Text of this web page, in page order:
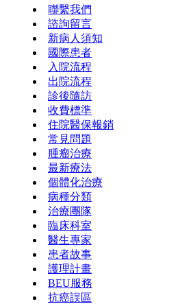
聯繫我們
諮詢留言
新病人須知
國際患者
入院流程
出院流程
診後隨訪
收費標準
住院醫保報銷
常見問題
腫瘤治療
最新療法
個體化治療
病種分類
治療團隊
臨床科室
醫生專家
患者故事
護理計畫
BEU服務
抗癌誤區